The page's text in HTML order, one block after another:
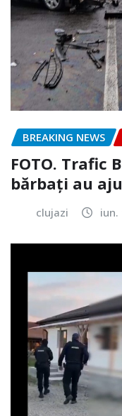
BREAKING NEWS
FOTO. Trafic
bărbați au
clujazi iun.